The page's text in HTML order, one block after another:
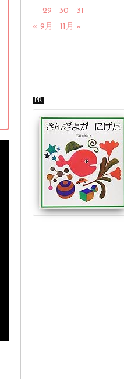
29
30
31
« 9月
11月 »
PR